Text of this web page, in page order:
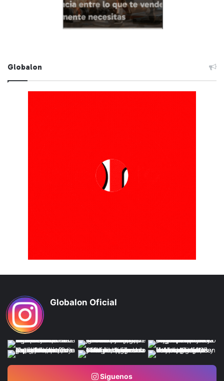
Globalon
Globalon Oficial
Siguenos